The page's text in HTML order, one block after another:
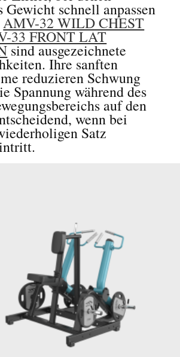
Gewicht schnell anpassen
AMV-32 WILD CHEST
33 FRONT LAT
sind ausgezeichnete
Ihre sanften
reduzieren Schwung
Spannung während des
auf den
wenn bei
Satz